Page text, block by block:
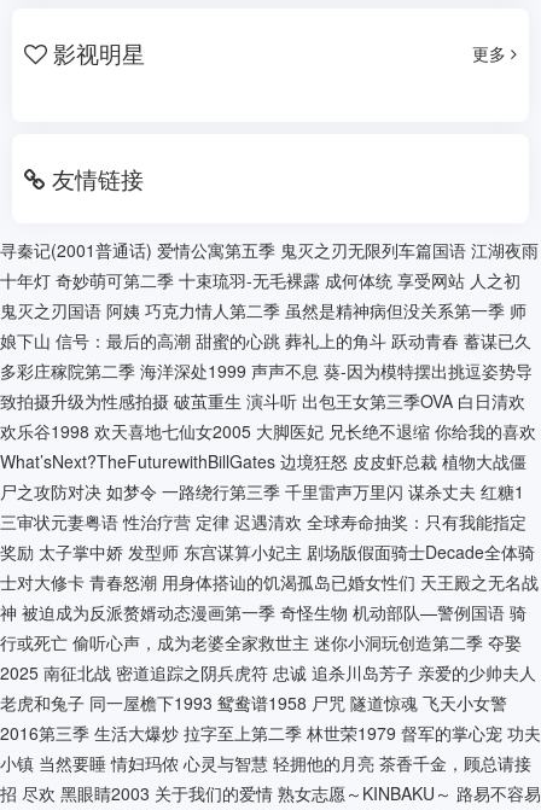
影视明星 更多
友情链接
寻秦记(2001普通话) 爱情公寓第五季 鬼灭之刃无限列车篇国语 江湖夜雨
十年灯 奇妙萌可第二季 十束琉羽-无毛裸露 成何体统 享受网站 人之初
鬼灭之刃国语 阿姨 巧克力情人第二季 虽然是精神病但没关系第一季 师
娘下山 信号：最后的高潮 甜蜜的心跳 葬礼上的角斗 跃动青春 蓄谋已久
多彩庄稼院第二季 海洋深处1999 声声不息 葵-因为模特摆出挑逗姿势导
致拍摄升级为性感拍摄 破茧重生 演斗听 出包王女第三季OVA 白日清欢
欢乐谷1998 欢天喜地七仙女2005 大脚医妃 兄长绝不退缩 你给我的喜欢
What’sNext?TheFuturewithBillGates 边境狂怒 皮皮虾总裁 植物大战僵
尸之攻防对决 如梦令 一路绕行第三季 千里雷声万里闪 谋杀丈夫 红糖1
三审状元妻粤语 性治疗营 定律 迟遇清欢 全球寿命抽奖：只有我能指定
奖励 太子掌中娇 发型师 东宫谋算小妃主 剧场版假面骑士Decade全体骑
士对大修卡 青春怒潮 用身体搭讪的饥渴孤岛已婚女性们 天王殿之无名战
神 被迫成为反派赘婿动态漫画第一季 奇怪生物 机动部队—警例国语 骑
行或死亡 偷听心声，成为老婆全家救世主 迷你小洞玩创造第二季 夺娶
2025 南征北战 密道追踪之阴兵虎符 忠诚 追杀川岛芳子 亲爱的少帅夫人
老虎和兔子 同一屋檐下1993 鸳鸯谱1958 尸咒 隧道惊魂 飞天小女警
2016第三季 生活大爆炒 拉字至上第二季 林世荣1979 督军的掌心宠 功夫
小镇 当然要睡 情妇玛侬 心灵与智慧 轻拥他的月亮 茶香千金，顾总请接
招 尽欢 黑眼睛2003 关于我们的爱情 熟女志愿～KINBAKU～ 路易不容易